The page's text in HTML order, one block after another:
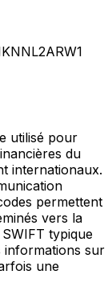
utilisé pour
du
internationaux.
permettent
vers la
typique
informations sur
une